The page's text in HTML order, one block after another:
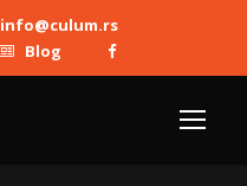
info@culum.rs
Blog